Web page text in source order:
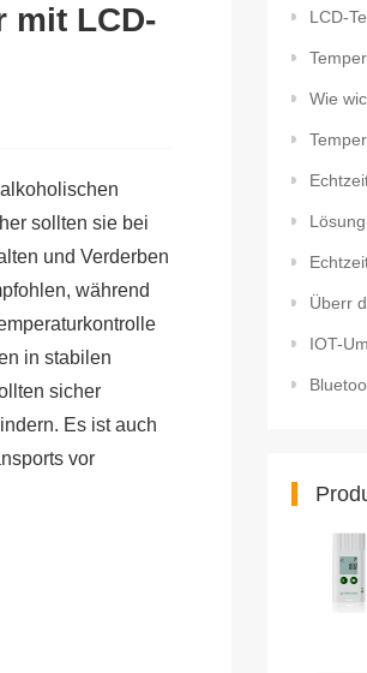
mit LCD-
sollten sie bei
und Verderben
während
in stabilen
sicher
Es ist auch
vor
LCD-
Wie wichtig es ist,
Echtzeit-
Lösung
Echtzeit-
Überr den Transport
IOT-
Bluetooth-